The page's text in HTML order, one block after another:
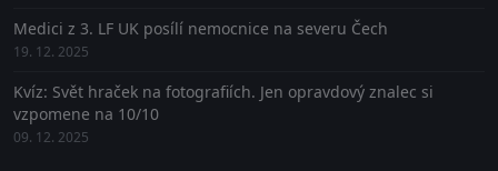
Medici z 3. LF UK posílí nemocnice na severu Čech
19. 12. 2025
Kvíz: Svět hraček na fotografiích. Jen opravdový znalec si
vzpomene na 10/10
09. 12. 2025